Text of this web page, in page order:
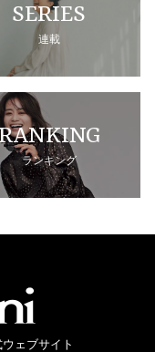
SERIES
連載
ランキング
ェブサイト